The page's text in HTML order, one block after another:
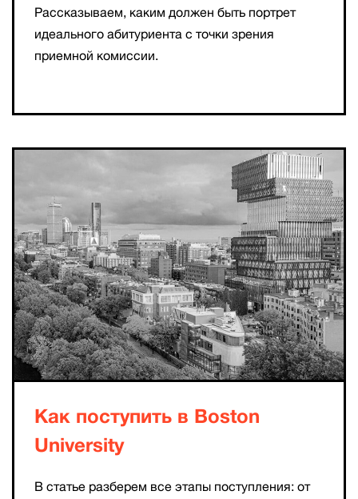
Рассказываем, каким должен быть портрет
идеального абитуриента с точки зрения
приемной комиссии.
Как поступить в Boston
University
В статье разберем все этапы поступления: от